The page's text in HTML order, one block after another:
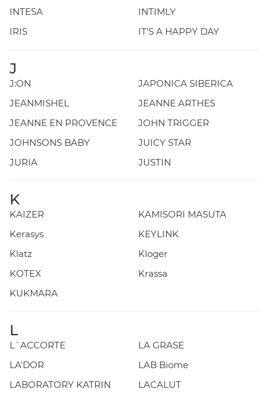
INTESA
INTIMLY
IRIS
IT'S A HAPPY DAY
J
J:ON
JAPONICA SIBERICA
JEANMISHEL
JEANNE ARTHES
JEANNE EN PROVENCE
JOHN TRIGGER
JOHNSONS BABY
JUICY STAR
JURIA
JUSTIN
K
KAIZER
KAMISORI MASUTA
Kerasys
KEYLINK
Klatz
Kloger
KOTEX
Krassa
KUKMARA
L
L`ACCORTE
LA GRASE
LA'DOR
LAB Biome
LABORATORY KATRIN
LACALUT